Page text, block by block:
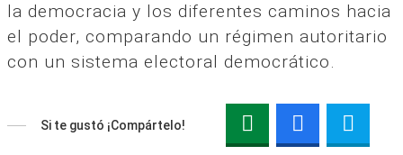
la democracia y los diferentes caminos hacia
el poder, comparando un régimen autoritario
con un sistema electoral democrático.
Si te gustó ¡Compártelo!